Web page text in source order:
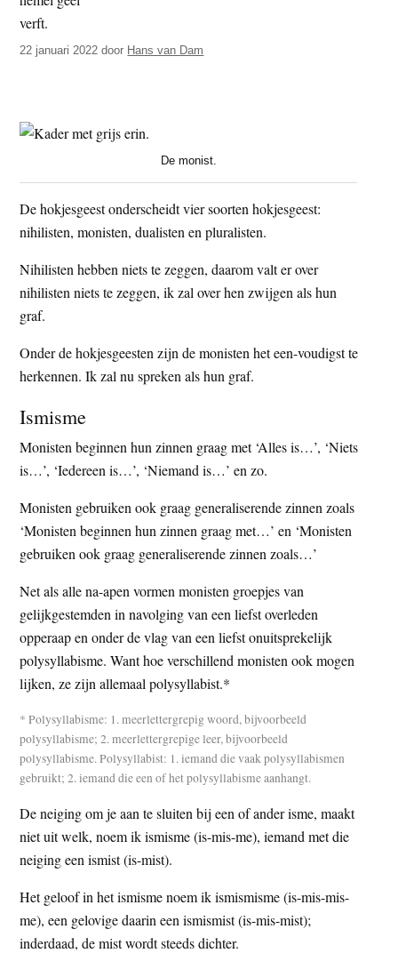
t
e
e
s
22 januari 2022 door Hans van Dam
De monist.
De hokjesgeest onderscheidt vier soorten hokjesgeest:
nihilisten, monisten, dualisten en pluralisten.
Nihilisten hebben niets te zeggen, daarom valt er over
nihilisten niets te zeggen, ik zal over hen zwijgen als hun
graf.
Onder de hokjesgeesten zijn de monisten het een-voudigst te
herkennen. Ik zal nu spreken als hun graf.
Ismisme
Monisten beginnen hun zinnen graag met ‘Alles is…’, ‘Niets
is…’, ‘Iedereen is…’, ‘Niemand is…’ en zo.
Monisten gebruiken ook graag generaliserende zinnen zoals
‘Monisten beginnen hun zinnen graag met…’ en ‘Monisten
gebruiken ook graag generaliserende zinnen zoals…’
Net als alle na-apen vormen monisten groepjes van
gelijkgestemden in navolging van een liefst overleden
opperaap en onder de vlag van een liefst onuitsprekelijk
polysyllabisme. Want hoe verschillend monisten ook mogen
lijken, ze zijn allemaal polysyllabist.*
* Polysyllabisme: 1. meerlettergrepig woord, bijvoorbeeld
polysyllabisme; 2. meerlettergrepige leer, bijvoorbeeld
polysyllabisme. Polysyllabist: 1. iemand die vaak polysyllabismen
gebruikt; 2. iemand die een of het polysyllabisme aanhangt.
De neiging om je aan te sluiten bij een of ander isme, maakt
niet uit welk, noem ik ismisme (is-mis-me), iemand met die
neiging een ismist (is-mist).
Het geloof in het ismisme noem ik ismismisme (is-mis-mis-
me), een gelovige daarin een ismismist (is-mis-mist);
inderdaad, de mist wordt steeds dichter.